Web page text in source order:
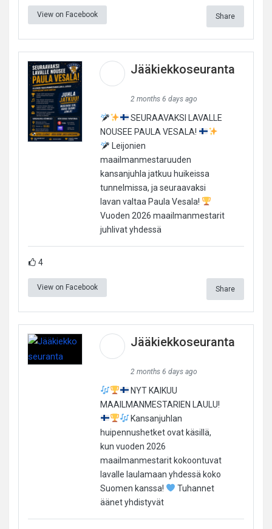
View on Facebook Share
Jääkiekkoseuranta
2 months 6 days ago
SEURAAVAKSI LAVALLE
NOUSEE PAULA VESALA!
Leijonien
maailmanmestaruuden
kansanjuhla jatkuu huikeissa
tunnelmissa, ja seuraavaksi
lavan valtaa Paula Vesala!
Vuoden 2026 maailmanmestarit
juhlivat yhdessä
4
View on Facebook Share
Jääkiekkoseuranta
2 months 6 days ago
NYT KAIKUU
MAAILMANMESTARIEN LAULU!
Kansanjuhlan
huipennushetket ovat käsillä,
kun vuoden 2026
maailmanmestarit kokoontuvat
lavalle laulamaan yhdessä koko
Suomen kanssa!
Tuhannet
äänet yhdistyvät